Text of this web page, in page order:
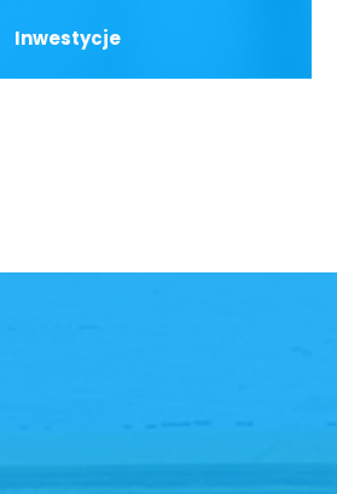
Inwestycje